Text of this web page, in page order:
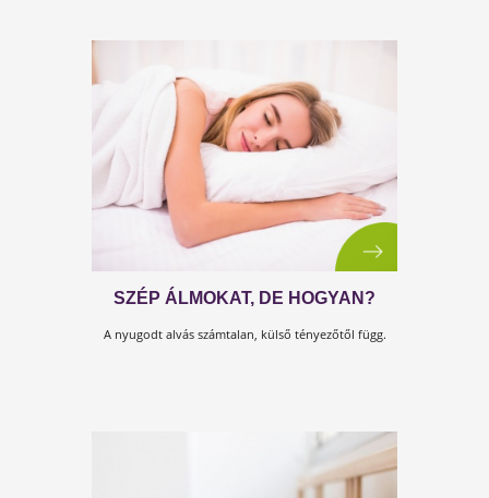
tovább alvás! Mit tegyél helyette?